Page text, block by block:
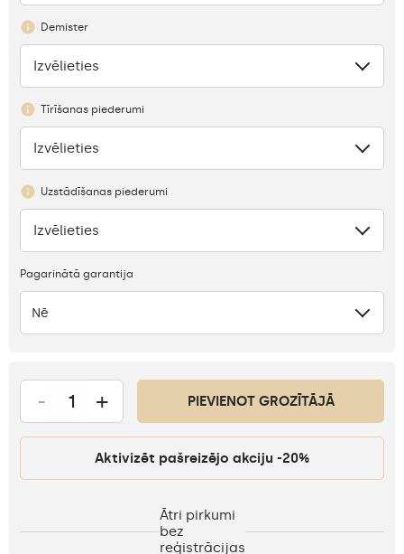
Demister
Nav
Izvēlieties
Tīrīšanas piederumi
Nav
Izvēlieties
Uzstādīšanas piederumi
Nav
Izvēlieties
Pagarinātā garantija
Nē
- + PIEVIENOT GROZĪTĀJĀ
Aktivizēt pašreizējo akciju -20%
Ātri pirkumi
bez
reģistrācijas